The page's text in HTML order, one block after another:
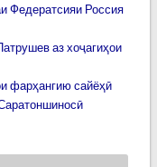
Федератсияи Россия
аз хоҷагиҳои
фарҳангию сайёҳӣ